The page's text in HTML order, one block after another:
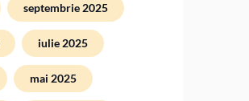
septembrie 2025
iulie 2025
mai 2025